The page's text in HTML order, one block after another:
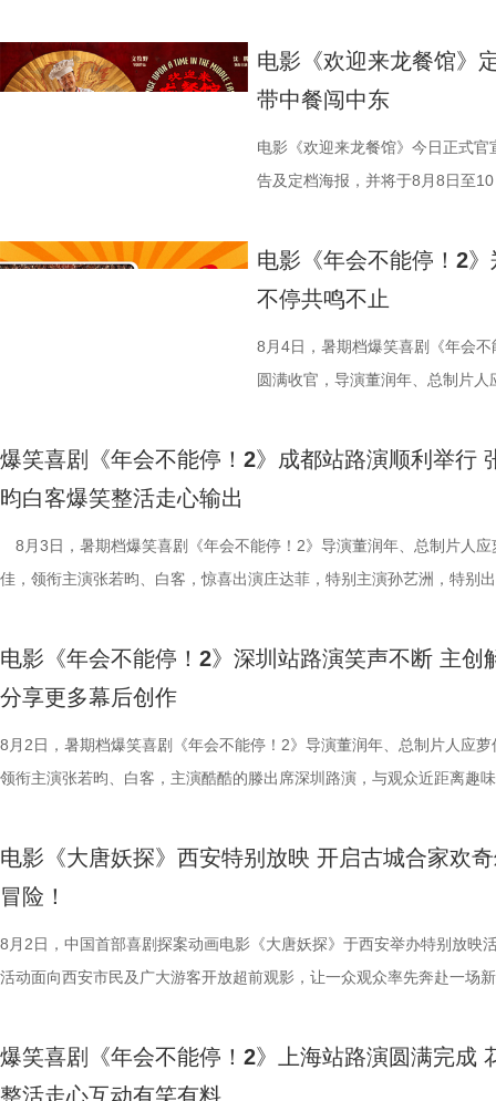
电影《欢迎来龙餐馆》
带中餐闯中东
电影《欢迎来龙餐馆》今日正式
告及定档海报，并将于8月8日至
当地结识餐馆经理马俊生（蒋奇
馆从生意渐入正轨到突遭战争打
间形成鲜明反差。定档海报中，
佳肴满桌，与身后未散的硝烟痕
“硬菜”充满期待。《欢迎来龙餐
浩监制，文牧野、郎群力、钟伟
夫主演，李治廷特别出演，谢里夫
情出演。 海报.jpg 沈腾勇闯中东
时代动荡之中。在不断逼近的现
成为故事展开的核心。 1沈腾.jpg
蒋奇明饰演的马俊生分工合作，
景象。然而，突如其来的战火打
火逐渐席卷整座城市。镜头在美
飞。预告前半段喜感松弛，后半
电影《年会不能停！2
不停共鸣不止
8月4日，暑期档爆笑喜剧《年会
圆满收官，导演董润年、总制片
情洋溢。影片讲述了“缺心眼”刘奔
出演，孙艺洲特别主演，田雨、
情出演，童漠男、酷酷的滕、闫
演热情似火 欢笑声中圆满收官 郑
围拉满，张若昀、白客现场比心，
声此起彼伏；化身“诸葛卧龙”的
抛梗调侃，轻松欢乐。 谈及影片
初心，会尽力留下他；总制片人
发言极具正向价值，公司若将其
还有小观众大胆发言，在线喊话主
爆笑喜剧《年会不能停！2》成都站路演顺利举行
昀白客爆笑整活走心输出
8月3日，暑期档爆笑喜剧《年会不能停！2》导演董润年、总制片人应
佳，领衔主演张若昀、白客，惊喜出演庄达菲，特别主演孙艺洲，特别
事。现场不同年龄、职业的观众走心分享观影感受，全程欢笑与掌声交
卡”，由此开启掀桌狂欢、打脸逆袭的全新脑洞故事，由董润年执导，应
担任总制片人，张若昀、白客、高叶领衔主演，大鹏、庄达菲惊喜出演
洲特别主演，田雨、王耀庆特别出演，李乃文、李晨、欧阳奋强友情出
在爆笑热映，一起走进影院越笑越大「升」！ 成都站路演顺利
携张若昀、白客、庄达菲、孙艺洲、田雨、欧阳奋强等一众主创现身，
后交流兼具趣味互动与走心分享，收获现场观众热烈反响。现场观众发
表情管理小游戏，结合加班、功劳被抢、团建取消等各类扎心场景让各
牌比心名场面等，各类花活接连呈现，笑声此起彼伏。 导演董
电影《年会不能停！2》深圳站路演笑声不断 主创
分享更多幕后创作
8月2日，暑期档爆笑喜剧《年会不能停！2》导演董润年、总制片人应萝
领衔主演张若昀、白客，主演酷酷的滕出席深圳路演，与观众近距离趣
气”马杰包子铺“癫疯”相遇、喜提“无限流体验卡”，由此开启掀桌狂欢、
叶领衔主演，大鹏、庄达菲惊喜出演，孙艺洲特别主演，田雨、王耀庆
演，李乃文、李晨、欧阳奋强友情出演，童漠男、酷酷的滕、闫佩伦主
汉良特邀出演。影片猫眼电影开分9.6，正在爆笑热映，一起走进影院越
场，董润年、应萝佳、张若昀、白客、酷酷的滕等主创齐聚亮相，现场
电影《大唐妖探》西安特别放映 开启古城合家欢
冒险！
8月2日，中国首部喜剧探案动画电影《大唐妖探》于西安举办特别放映
活动面向西安市民及广大游客开放超前观影，让一众观众率先奔赴一场
觉奇观。不少携孩子一同观影的家长纷纷表示：“孩子看得很开心”“让孩
爆笑喜剧《年会不能停！2》上海站路演圆满完成
整活走心互动有笑有料